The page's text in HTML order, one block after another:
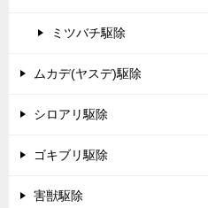
ミツバチ駆除
ムカデ(ヤスデ)駆除
シロアリ駆除
ゴキブリ駆除
害獣駆除